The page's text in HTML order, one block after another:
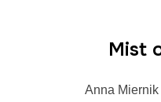
Mist
Anna